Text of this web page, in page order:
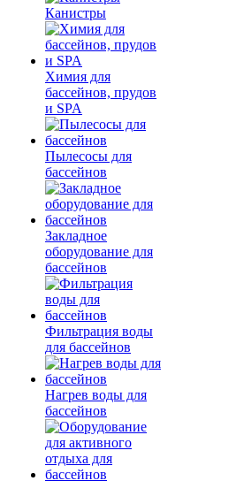
Канистры
Химия для
бассейнов, прудов
и SPA
Пылесосы для
бассейнов
Закладное
оборудование для
бассейнов
Фильтрация воды
для бассейнов
Нагрев воды для
бассейнов